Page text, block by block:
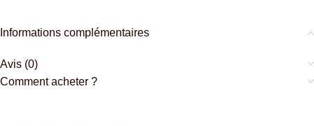
Informations complémentaires
Avis (0)
Comment acheter ?